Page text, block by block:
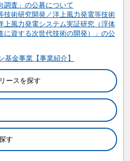
調査」の公募について
技術研究開発／洋上風力発電等技術
上風力発電システム実証研究（浮体
に資する次世代技術の開発）」の公
基金事業【事業紹介】
ースを探す
す